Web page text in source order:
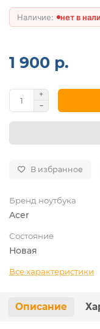
нет в
1 900 р.
В избранное
Бренд ноутбука
Acer
Состояние
Новая
Все характеристики
Описание